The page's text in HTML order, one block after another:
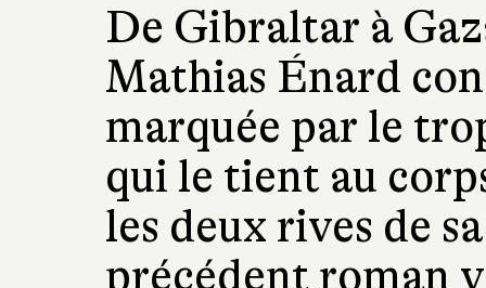
De Gibraltar à
Mathias Énard
marquée par le
qui le tient au
les deux rives de
précédent roman